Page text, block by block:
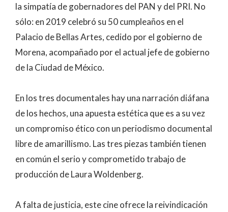
la simpatía de gobernadores del PAN y del PRI. No
sólo: en 2019 celebró su 50 cumpleaños en el
Palacio de Bellas Artes, cedido por el gobierno de
Morena, acompañado por el actual jefe de gobierno
de la Ciudad de México.
En los tres documentales hay una narración diáfana
de los hechos, una apuesta estética que es a su vez
un compromiso ético con un periodismo documental
libre de amarillismo. Las tres piezas también tienen
en común el serio y comprometido trabajo de
producción de Laura Woldenberg.
A falta de justicia, este cine ofrece la reivindicación